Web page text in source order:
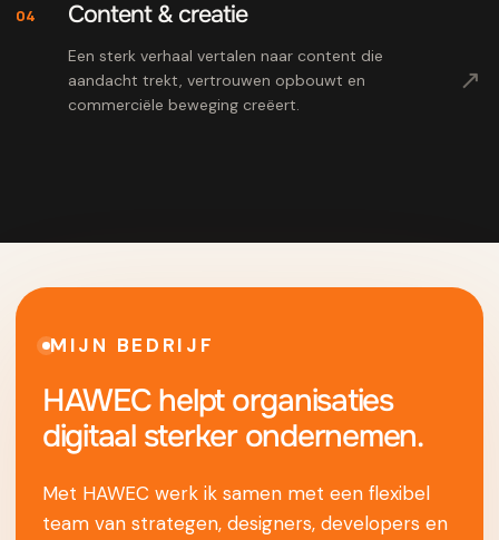
04 Content & creatie
Een sterk verhaal vertalen naar content die
aandacht trekt, vertrouwen opbouwt en
commerciële beweging creëert.
↗
MIJN BEDRIJF
HAWEC helpt organisaties
digitaal sterker ondernemen.
Met HAWEC werk ik samen met een flexibel
team van strategen, designers, developers en